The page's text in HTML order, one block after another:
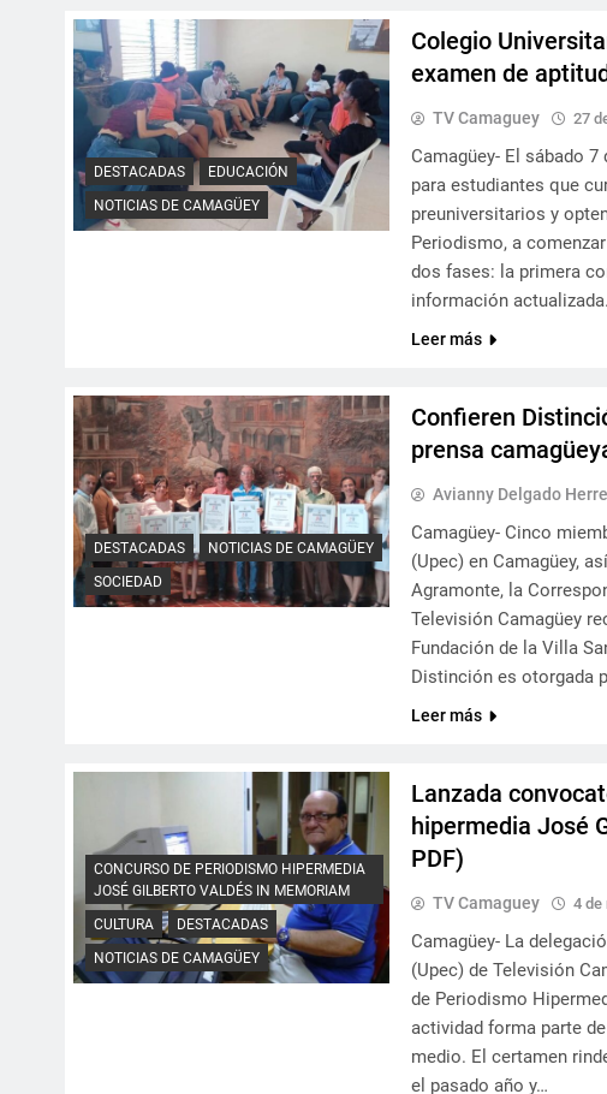
DESTACADAS
EDUCACIÓN
NOTICIAS DE CAMAGÜEY
Colegio
examen de
TV Camaguey 27
Camagüey- El sábado
para estudiantes que
preuniversitarios y
Periodismo, a
dos fases: la primera
información
Leer más
DESTACADAS
NOTICIAS DE CAMAGÜEY
SOCIEDAD
Confieren
prensa
Avianny Delgado
Camagüey- Cinco
(Upec) en Camagüey,
Agramonte, la
Televisión Camagüey
Fundación de la Villa
Distinción es otorgada
Leer más
CONCURSO DE PERIODISMO HIPERMEDIA
JOSÉ GILBERTO VALDÉS IN MEMORIAM
CULTURA
DESTACADAS
NOTICIAS DE CAMAGÜEY
Lanzada
hipermedia José
PDF)
TV Camaguey 4 de
Camagüey- La
(Upec) de Televisión
de Periodismo
actividad forma parte
medio. El certamen
el pasado año y…